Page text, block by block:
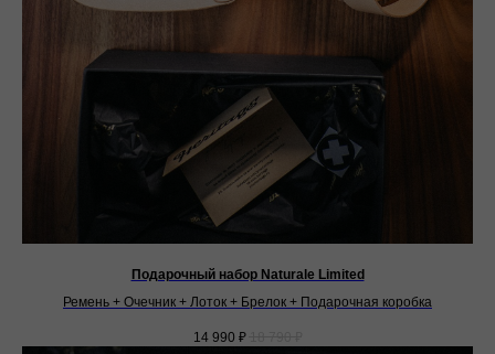
Подарочный набор Naturale Limited
Ремень + Очечник + Лоток + Брелок + Подарочная коробка
14 990 ₽